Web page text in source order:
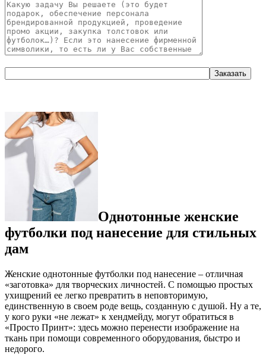
Однотонные женские
футболки под нанесение для стильных
дам
Женские однотонные футболки под нанесение – отличная
«заготовка» для творческих личностей. С помощью простых
ухищрений ее легко превратить в неповторимую,
единственную в своем роде вещь, созданную с душой. Ну а те,
у кого руки «не лежат» к хендмейду, могут обратиться в
«Просто Принт»: здесь можно перенести изображение на
ткань при помощи современного оборудования, быстро и
недорого.